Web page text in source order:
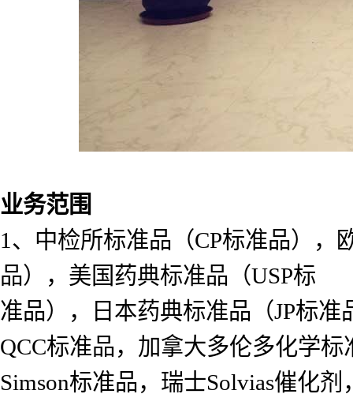
业务范围
1、中检所标准品（CP标准品），
品），美国药典标准品（USP标
准品），日本药典标准品（JP标
QCC标准品，加拿大多伦多化学
Simson标准品，瑞士Solvias催化